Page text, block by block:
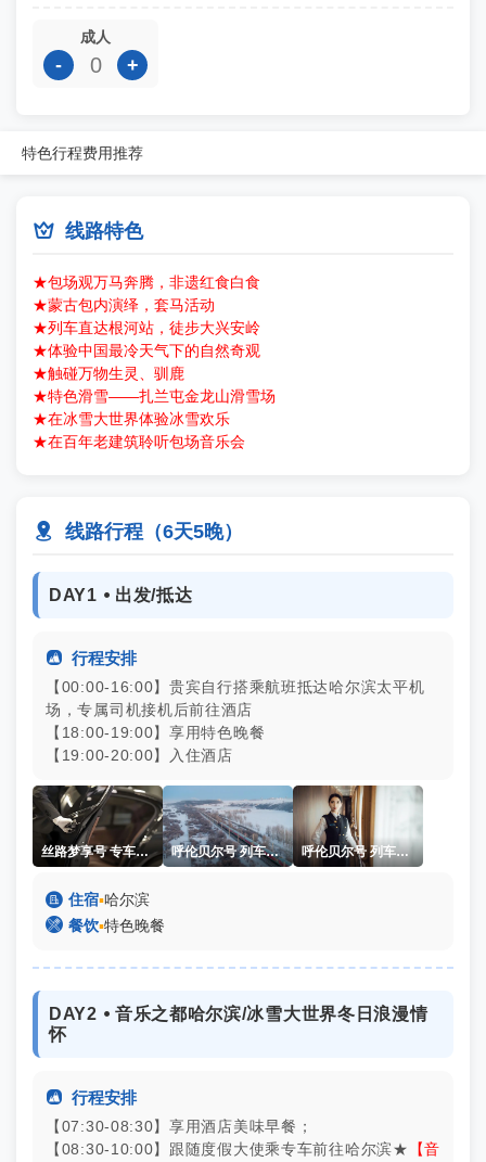
成人
- +
特色行程费用推荐
 线路特色
★包场观万马奔腾，非遗红食白食
★蒙古包内演绎，套马活动
★列车直达根河站，徒步大兴安岭
★体验中国最冷天气下的自然奇观
★触碰万物生灵、驯鹿
★特色滑雪——扎兰屯金龙山滑雪场
★在冰雪大世界体验冰雪欢乐
★在百年老建筑聆听包场音乐会
 线路行程（6天5晚）
DAY1 ⦁ 出发/抵达
 行程安排
【00:00-16:00】贵宾自行搭乘航班抵达哈尔滨太平机
场，专属司机接机后前往酒店
【18:00-19:00】享用特色晚餐
【19:00-20:00】入住酒店
丝路梦享号 专车接送机 呼伦贝尔号 列车图片 外观 丝路梦享号 航拍 呼伦贝尔号 列车图片 服务人员
 住宿▪哈尔滨
 餐饮▪特色晚餐
DAY2 ⦁ 音乐之都哈尔滨/冰雪大世界冬日浪漫情
怀
 行程安排
【07:30-08:30】享用酒店美味早餐；
【08:30-10:00】跟随度假大使乘专车前往哈尔滨★
【音